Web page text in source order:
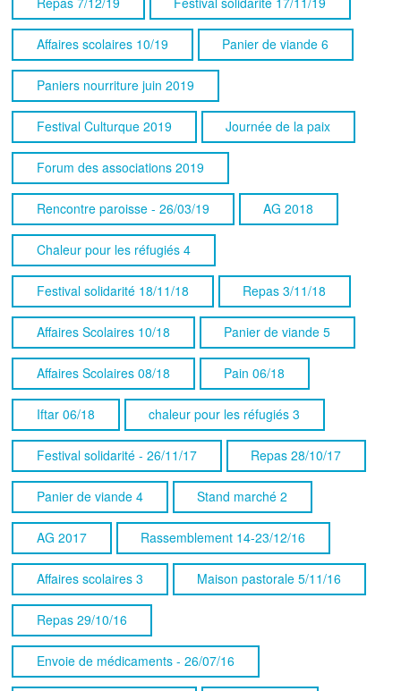
Affaires scolaires 10/19 Panier de viande 6
Paniers nourriture juin 2019
Festival Culturque 2019 Journée de la paix
Forum des associations 2019
Rencontre paroisse - 26/03/19 AG 2018
Chaleur pour les réfugiés 4
Festival solidarité 18/11/18 Repas 3/11/18
Affaires Scolaires 10/18 Panier de viande 5
Affaires Scolaires 08/18 Pain 06/18
Iftar 06/18 chaleur pour les réfugiés 3
Festival solidarité - 26/11/17 Repas 28/10/17
Panier de viande 4 Stand marché 2
AG 2017 Rassemblement 14-23/12/16
Affaires scolaires 3 Maison pastorale 5/11/16
Repas 29/10/16
Envoie de médicaments - 26/07/16